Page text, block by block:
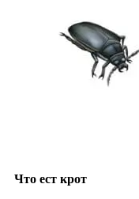
Что ест крот